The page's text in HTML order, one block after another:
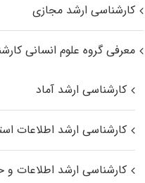
کارشناسی ارشد مجازی
معرفی گروه علوم انسانی
کارشناسی ارشد آماد
کارشناسی ارشد اطلاعات
کارشناسی ارشد اطلاعات